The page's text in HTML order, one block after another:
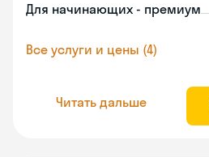
Для начинающих - премиум
Все услуги и цены (4)
Читать дальше